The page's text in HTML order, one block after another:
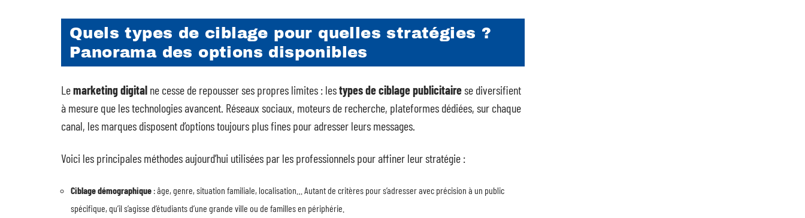
Quels types de ciblage pour quelles stratégies ?
Panorama des options disponibles
Lemarketing digital ne cesse de repousser ses propres limites : lestypes de ciblage publicitairese diversifient
à mesure que les technologies avancent. Réseaux sociaux, moteurs de recherche, plateformes dédiées, sur chaque
canal, les marques disposent d’options toujours plus fines pour adresser leurs messages.
Voici les principales méthodes aujourd’hui utilisées par les professionnels pour affiner leur stratégie :
Ciblage démographique : âge, genre, situation familiale, localisation… Autant de critères pour s’adresser avec précision à un public
spécifique, qu’il s’agisse d’étudiants d’une grande ville ou de familles en périphérie.